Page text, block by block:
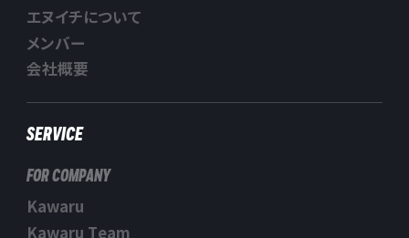
エヌイチについて
メンバー
会社概要
SERVICE
FOR COMPANY
Kawaru
Kawaru Team